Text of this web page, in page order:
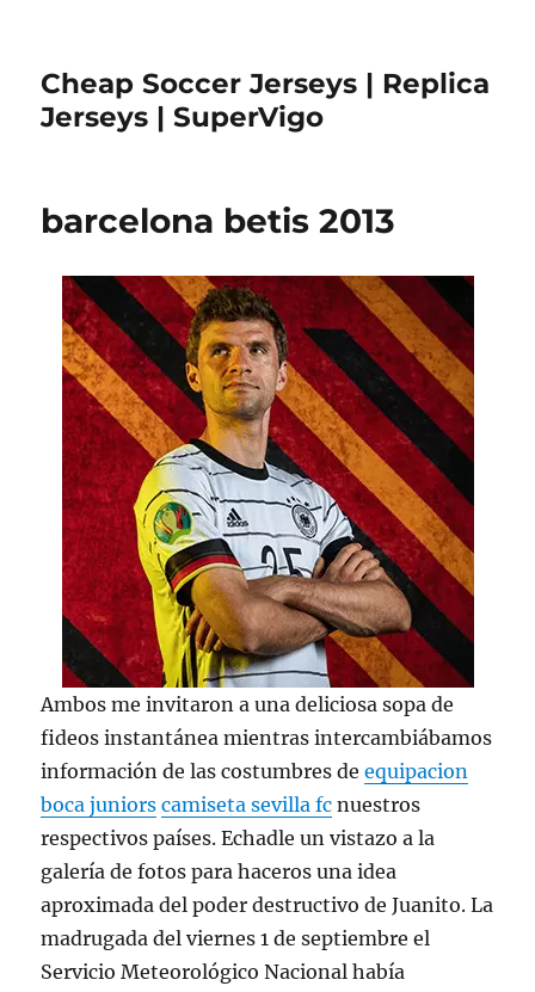
Cheap Soccer Jerseys | Replica
Jerseys | SuperVigo
barcelona betis 2013
Ambos me invitaron a una deliciosa sopa de
fideos instantánea mientras intercambiábamos
información de las costumbres deequipacion
boca juniors camiseta sevilla fc nuestros
respectivos países. Echadle un vistazo a la
galería de fotos para haceros una idea
aproximada del poder destructivo de Juanito. La
madrugada del viernes 1 de septiembre el
Servicio Meteorológico Nacional había